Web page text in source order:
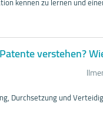
verstehen?
Durchsetzung und